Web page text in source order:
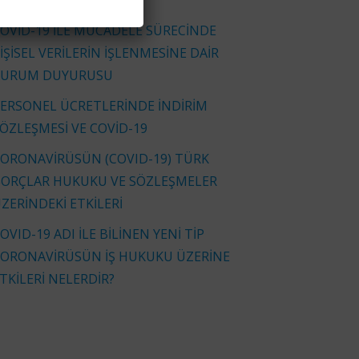
19 İLE MÜCADELE SÜRECİNDE
VERİLERİN İŞLENMESİNE DAİR
DUYURUSU
ÜCRETLERİNDE İNDİRİM
VE COVİD-19
(COVID-19) TÜRK
HUKUKU VE SÖZLEŞMELER
ETKİLERİ
19 ADI İLE BİLİNEN YENİ TİP
İŞ HUKUKU ÜZERİNE
NELERDİR?